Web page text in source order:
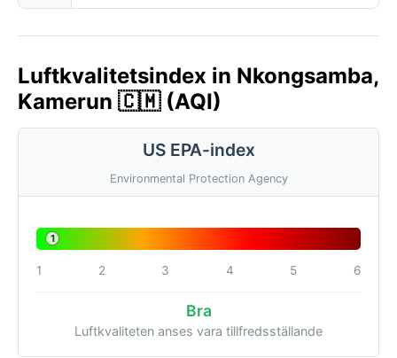
Luftkvalitetsindex in Nkongsamba,
Kamerun 🇨🇲 (AQI)
US EPA-index
Environmental Protection Agency
1
1 2 3 4 5 6
Bra
Luftkvaliteten anses vara tillfredsställande